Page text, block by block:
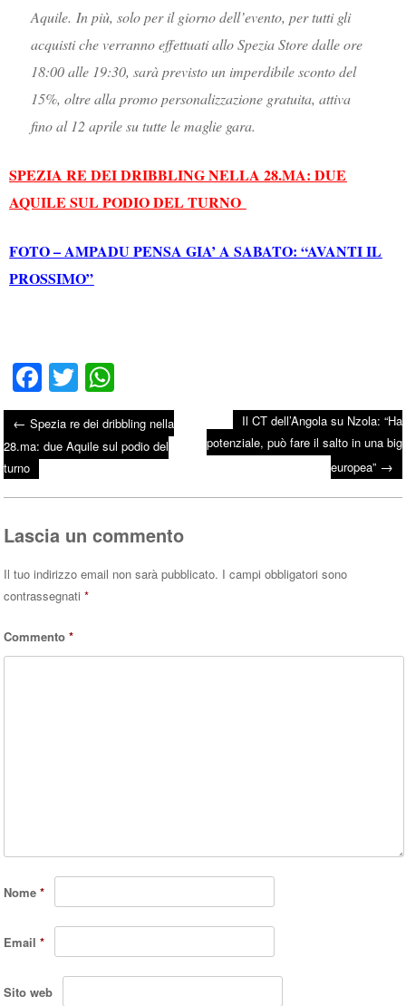
Aquile. In più, solo per il giorno dell’evento, per tutti gli
acquisti che verranno effettuati allo Spezia Store dalle ore
18:00 alle 19:30, sarà previsto un imperdibile sconto del
15%, oltre alla promo personalizzazione gratuita, attiva
fino al 12 aprile su tutte le maglie gara.
SPEZIA RE DEI DRIBBLING NELLA 28.MA: DUE
AQUILE SUL PODIO DEL TURNO
FOTO – AMPADU PENSA GIA’ A SABATO: “AVANTI IL
PROSSIMO”
Fa
ce
bo
ok
T
wi
tte
r
ha
ts
A
pp
Post navigation
← Spezia re dei dribbling nella
28.ma: due Aquile sul podio del
turno
Il CT dell’Angola su Nzola: “Ha
potenziale, può fare il salto in una big
europea” →
Lascia un commento
Il tuo indirizzo email non sarà pubblicato. I campi obbligatori sono
contrassegnati*
Commento*
Nome*
Email*
Sito web